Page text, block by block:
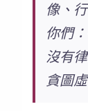
像、
你們
沒有
貪圖